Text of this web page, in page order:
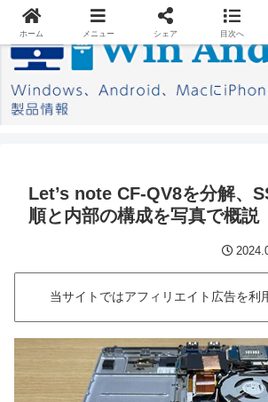
Let’s note CF-QV8を分解、
順と内部の構成を写真で概説
当サイトではアフィリエイト広告を利
ホーム メニュー シェア 目次へ